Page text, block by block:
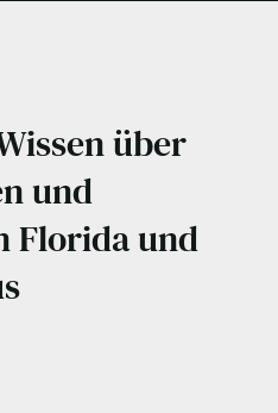
über
und
Florida und